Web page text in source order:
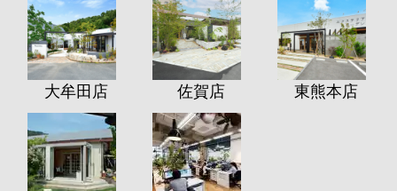
大牟田店 佐賀店 東熊本店